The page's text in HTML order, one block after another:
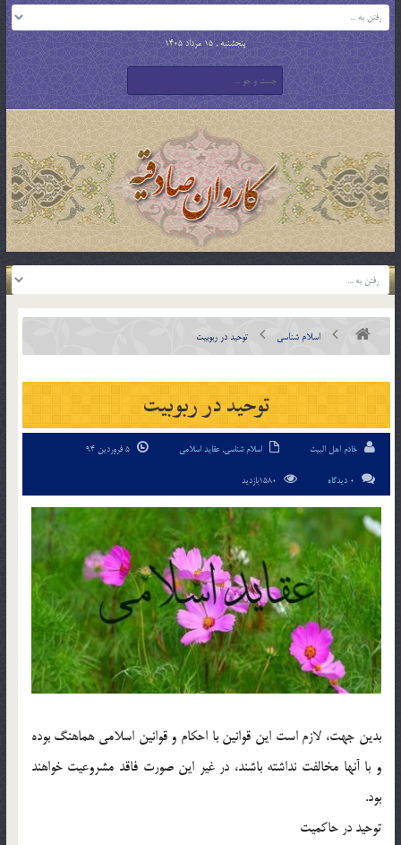
پنجشنبه , 15 مرداد 1405
اسلام شناسی توحيد در ربوبيت
توحيد در ربوبيت
خادم اهل البیت اسلام شناسی,عقاید اسلامی
0 دیدگاه
بدين جهت، لازم است اين قوانين با احكام و قوانين اسلامي هماهنگ بوده
و با آنها مخالفت نداشته باشند، در غير اين صورت فاقد مشروعيت خواهند
بود.
توحيد در حاكميت